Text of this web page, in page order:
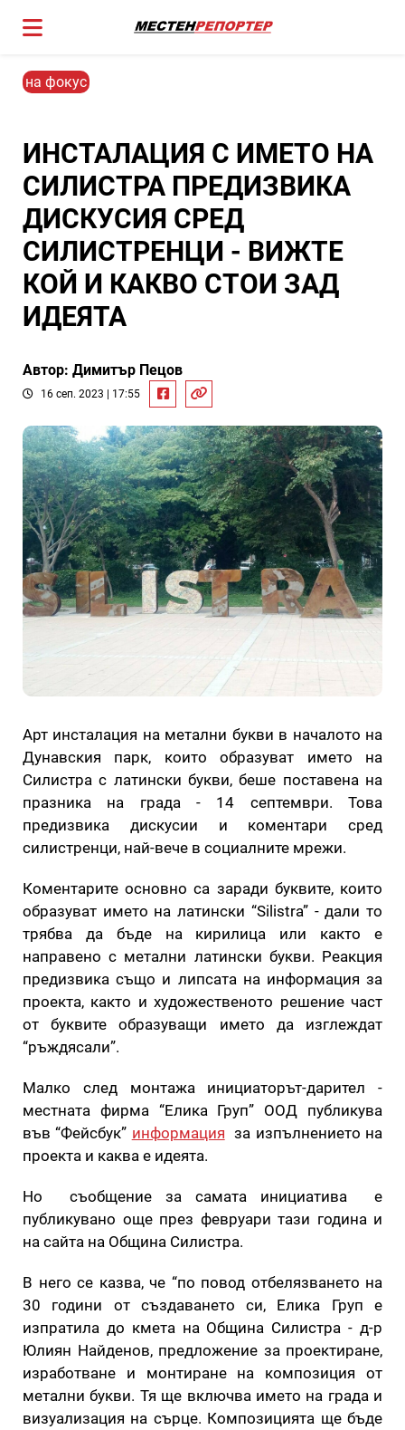
на фокус
ИНСТАЛАЦИЯ С ИМЕТО НА
СИЛИСТРА ПРЕДИЗВИКА
ДИСКУСИЯ СРЕД
СИЛИСТРЕНЦИ - ВИЖТЕ
КОЙ И КАКВО СТОИ ЗАД
ИДЕЯТА
Автор: Димитър Пецов
16 сеп. 2023 | 17:55
Арт инсталация на метални букви в началото на
Дунавския парк, които образуват името на
Силистра с латински букви, беше поставена на
празника на града - 14 септември. Това
предизвика дискусии и коментари сред
силистренци, най-вече в социалните мрежи.
Коментарите основно са заради буквите, които
образуват името на латински “Silistra” - дали то
трябва да бъде на кирилица или както е
направено с метални латински букви. Реакция
предизвика също и липсата на информация за
проекта, както и художественото решение част
от буквите образуващи името да изглеждат
“ръждясали”.
Малко след монтажа инициаторът-дарител -
местната фирма “Елика Груп” ООД публикува
във “Фейсбук” информация за изпълнението на
проекта и каква е идеята.
Но съобщение за самата инициатива е
публикувано още през февруари тази година и
на сайта на Община Силистра.
В него се казва, че “по повод отбелязването на
30 години от създаването си, Елика Груп е
изпратила до кмета на Община Силистра - д-р
Юлиян Найденов, предложение за проектиране,
изработване и монтиране на композиция от
метални букви. Тя ще включва името на града и
визуализация на сърце. Композицията ще бъде